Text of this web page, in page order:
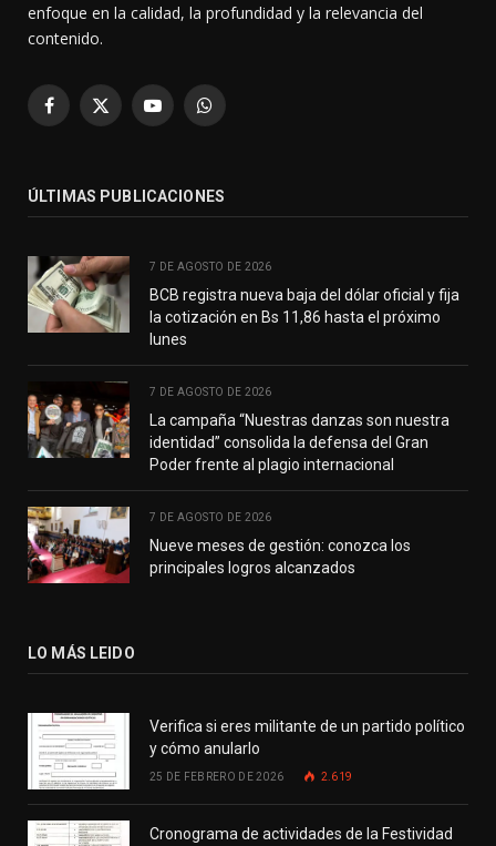
enfoque en la calidad, la profundidad y la relevancia del
contenido.
Facebook
X
YouTubeWhatsApp
ÚLTIMAS PUBLICACIONES
7 DE AGOSTO DE 2026
BCB registra nueva baja del dólar oficial y fija
la cotización en Bs 11,86 hasta el próximo
lunes
7 DE AGOSTO DE 2026
La campaña “Nuestras danzas son nuestra
identidad” consolida la defensa del Gran
Poder frente al plagio internacional
7 DE AGOSTO DE 2026
Nueve meses de gestión: conozca los
principales logros alcanzados
LO MÁS LEIDO
Verifica si eres militante de un partido político
y cómo anularlo
25 DE FEBRERO DE 2026 2.619
Cronograma de actividades de la Festividad